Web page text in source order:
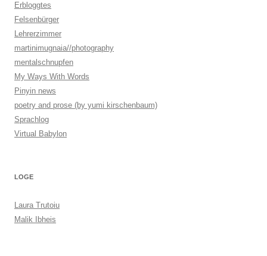
Erbloggtes
Felsenbürger
Lehrerzimmer
martinimugnaia//photography
mentalschnupfen
My Ways With Words
Pinyin news
poetry and prose (by yumi kirschenbaum)
Sprachlog
Virtual Babylon
LOGE
Laura Trutoiu
Malik Ibheis